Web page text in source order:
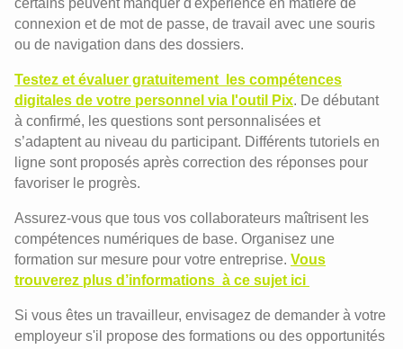
certains peuvent manquer d'expérience en matière de
connexion et de mot de passe, de travail avec une souris
ou de navigation dans des dossiers.
Testez et évaluer gratuitement les compétences
digitales de votre personnel via l'outil Pix. De débutant
à confirmé, les questions sont personnalisées et
s’adaptent au niveau du participant. Différents tutoriels en
ligne sont proposés après correction des réponses pour
favoriser le progrès.
Assurez-vous que tous vos collaborateurs maîtrisent les
compétences numériques de base. Organisez une
formation sur mesure pour votre entreprise. Vous
trouverez plus d’informations à ce sujet ici
Si vous êtes un travailleur, envisagez de demander à votre
employeur s'il propose des formations ou des opportunités